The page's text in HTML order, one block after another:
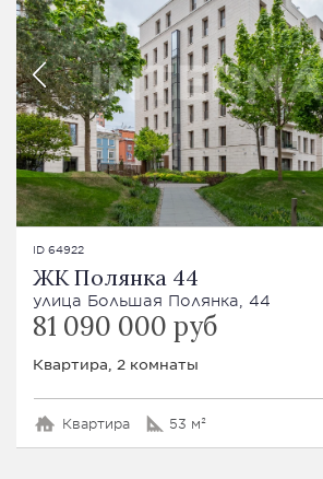
ID 64922
ЖК Полянка 44
улица Большая Полянка, 44
81 090 000 руб
Квартира, 2 комнаты
Квартира 53 м²